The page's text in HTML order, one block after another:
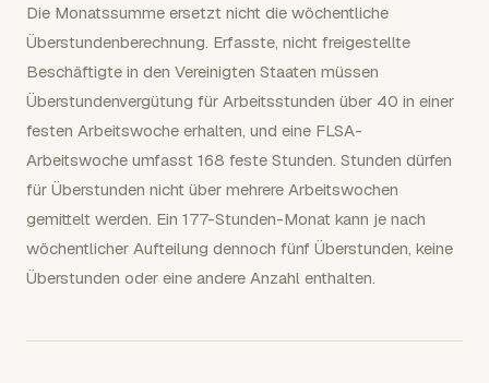
Die Monatssumme ersetzt nicht die wöchentliche
Überstundenberechnung. Erfasste, nicht freigestellte
Beschäftigte in den Vereinigten Staaten müssen
Überstundenvergütung für Arbeitsstunden über 40 in einer
festen Arbeitswoche erhalten, und eine FLSA-
Arbeitswoche umfasst 168 feste Stunden. Stunden dürfen
für Überstunden nicht über mehrere Arbeitswochen
gemittelt werden. Ein 177-Stunden-Monat kann je nach
wöchentlicher Aufteilung dennoch fünf Überstunden, keine
Überstunden oder eine andere Anzahl enthalten.